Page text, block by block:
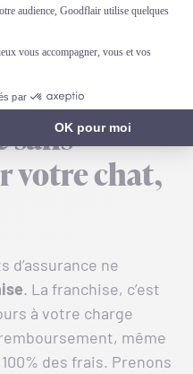
en cas d’anomalie
garantie.
sans
votre chat,
d’assurance ne
. La franchise, c’est
à votre charge
même
des frais. Prenons